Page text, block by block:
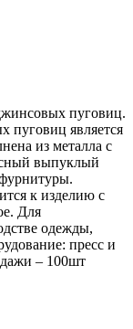
пуговиц.
пуговиц является
из металла с
выпуклый
к изделию с
Для
одежды,
пресс и
– 100шт